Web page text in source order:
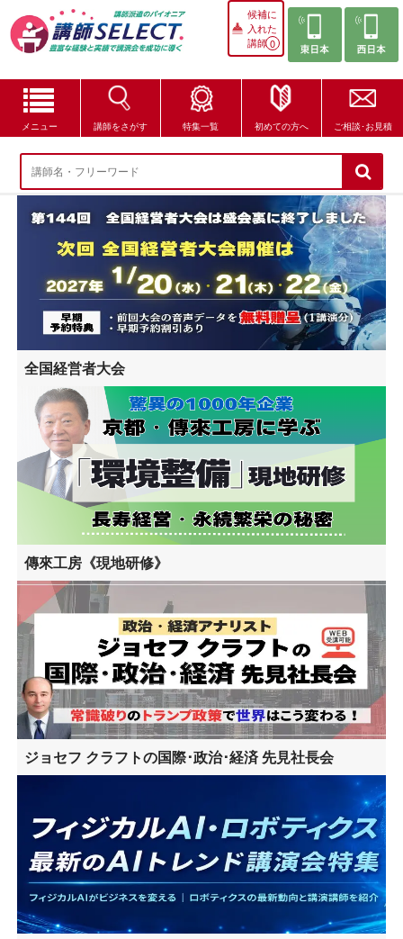
候補に
入れた
講師0
メニュー 講師をさがす 特集一覧 初めての方へ ご相談･お見積
講師をさがす
特集一覧
講師セレクトが選ばれる理由
ブログ・コラム
はじめての方へ
ご相談・お見積
全国経営者大会
傳來工房《現地研修》
ジョセフ クラフトの国際･政治･経済 先見社長会